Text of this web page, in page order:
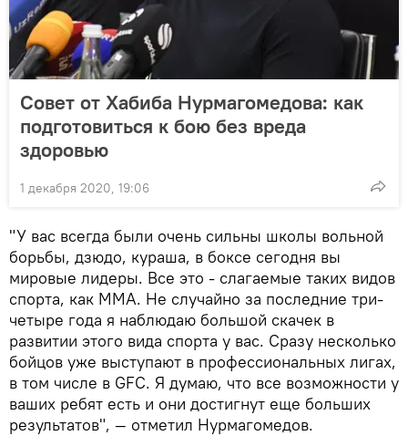
Совет от Хабиба Нурмагомедова: как
подготовиться к бою без вреда
здоровью
1 декабря 2020, 19:06
"У вас всегда были очень сильны школы вольной
борьбы, дзюдо, кураша, в боксе сегодня вы
мировые лидеры. Все это - слагаемые таких видов
спорта, как ММА. Не случайно за последние три-
четыре года я наблюдаю большой скачек в
развитии этого вида спорта у вас. Сразу несколько
бойцов уже выступают в профессиональных лигах,
в том числе в GFC. Я думаю, что все возможности у
ваших ребят есть и они достигнут еще больших
результатов", — отметил Нурмагомедов.